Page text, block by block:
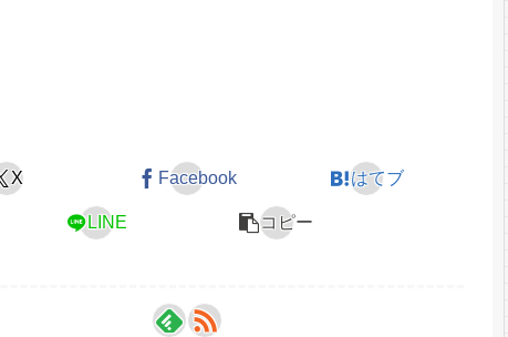
X Facebook はてブ
LINE コピー